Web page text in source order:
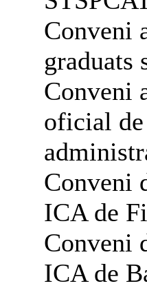
Conveni
graduats
Conveni
oficial de
Conveni
ICA de
Conveni
ICA de